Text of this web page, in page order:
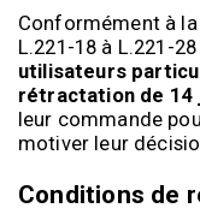
Conformément à
L.221-18 à L.221-
utilisateurs
rétractation de 14
leur commande
motiver leur
Conditions de